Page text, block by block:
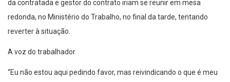
da contratada e gestor do contrato iriam se reunir em mesa
redonda, no Ministério do Trabalho, no final da tarde, tentando
reverter à situação.
A voz do trabalhador
“Eu não estou aqui pedindo favor, mas reivindicando o que é meu